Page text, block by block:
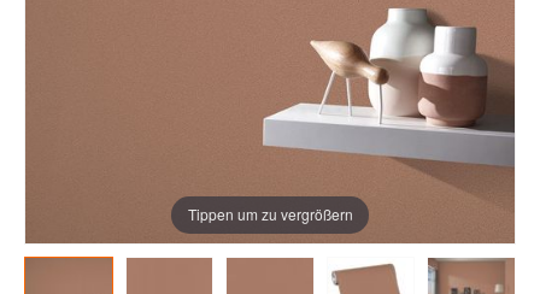
Tippen um zu vergrößern